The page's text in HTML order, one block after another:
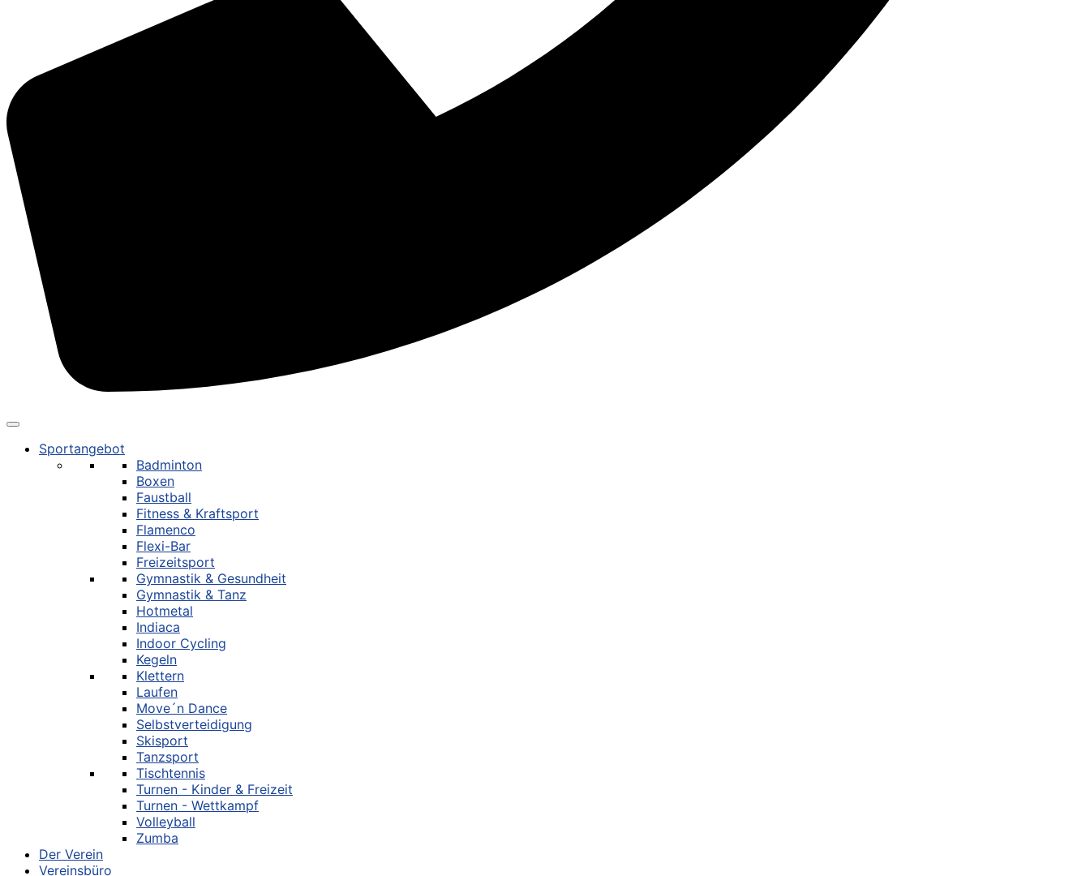
Sportangebot
Badminton
Boxen
Faustball
Fitness & Kraftsport
Flamenco
Flexi-Bar
Freizeitsport
Gymnastik & Gesundheit
Gymnastik & Tanz
Hotmetal
Indiaca
Indoor Cycling
Kegeln
Klettern
Laufen
Move´n Dance
Selbstverteidigung
Skisport
Tanzsport
Tischtennis
Turnen - Kinder & Freizeit
Turnen - Wettkampf
Volleyball
Zumba
Der Verein
Vereinsbüro